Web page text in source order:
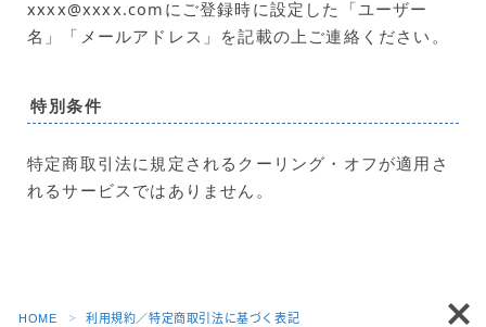
xxxx@xxxx.comにご登録時に設定した「ユーザー
名」「メールアドレス」を記載の上ご連絡ください。
特別条件
特定商取引法に規定されるクーリング・オフが適用さ
れるサービスではありません。
HOME ＞ 利用規約／特定商取引法に基づく表記